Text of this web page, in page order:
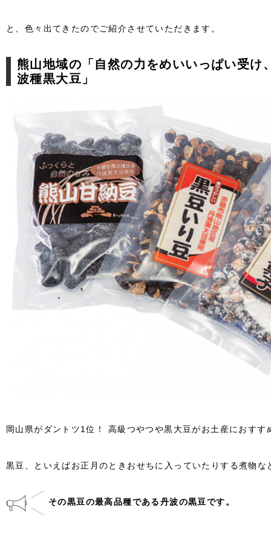
と、色々出てきたのでご紹介させていただきます。
熊山地域の「自然の力をめいいっぱい受け
波種黒大豆」
岡山県がダントツ1位！ 高級つやつや黒大豆がお土産におす
黒豆、といえばお正月のときおせちに入っていたりする煮物
その黒豆の最高品種である丹波の黒豆です。